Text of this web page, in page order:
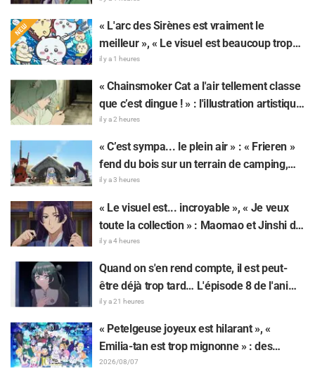
Carnets de l'Apothicaire » fait réagir : «
Mon cœur a failli lâcher pour de vrai », « Il
faudrait l'immortaliser sur une fresque »
« L'arc des Sirènes est vraiment le
meilleur », « Le visuel est beaucoup trop
beau » : des réactions enthousiastes alors
que « Chiikawa The Movie: The Secret of
the Mermaid Island » sort aujourd'hui, le
24 juillet
il y a 1 heures
« Chainsmoker Cat a l'air tellement classe
que c’est dingue ! » : l'illustration artistique
de « Chainsmoker Cat » par l'auteur de «
Blue Period » fait dire aux fans : « On dirait
qu'elle pourrait être à Geidai »
il y a 2 heures
« C’est sympa... le plein air » : « Frieren »
fend du bois sur un terrain de camping,
cet univers surréaliste fait réagir : « Sa vie
est bien remplie tous les jours »
il y a 3 heures
« Le visuel est... incroyable », « Je veux
toute la collection » : Maomao et Jinshi de
« Les Carnets de l’Apothicaire : Le Film »
immortalisés sous forme de figurines
élaborées en tenue du film
il y a 4 heures
Quand on s'en rend compte, il est peut-
être déjà trop tard… L'épisode 8 de l'anime
« BanG Dream! Yume∞Mita » dévoile son
synopsis et ses premières images !
il y a 21 heures
« Petelgeuse joyeux est hilarant », «
Emilia-tan est trop mignonne » : des
réactions enthousiastes après la
2026/08/07